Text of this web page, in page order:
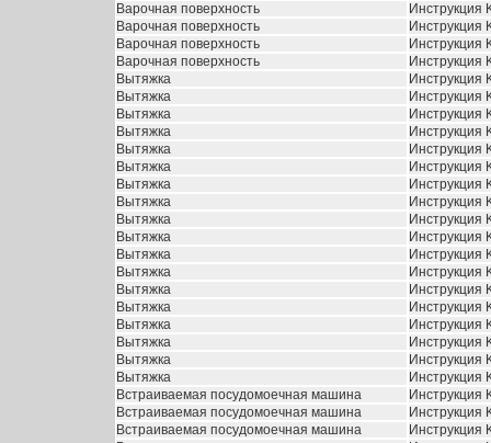
Варочная поверхность
Инструкция
Варочная поверхность
Инструкция
Варочная поверхность
Инструкция
Варочная поверхность
Инструкция
Вытяжка
Инструкция
Вытяжка
Инструкция
Вытяжка
Инструкция
Вытяжка
Инструкция
Вытяжка
Инструкция
Вытяжка
Инструкция
Вытяжка
Инструкция
Вытяжка
Инструкция
Вытяжка
Инструкция
Вытяжка
Инструкция
Вытяжка
Инструкция
Вытяжка
Инструкция
Вытяжка
Инструкция
Вытяжка
Инструкция
Вытяжка
Инструкция
Вытяжка
Инструкция
Вытяжка
Инструкция
Вытяжка
Инструкция
Встраиваемая посудомоечная машина
Инструкция
Встраиваемая посудомоечная машина
Инструкция
Встраиваемая посудомоечная машина
Инструкция